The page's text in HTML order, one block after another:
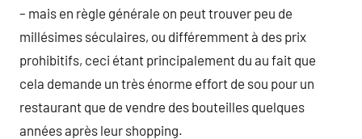
– mais en règle générale on peut trouver peu de
millésimes séculaires, ou différemment à des prix
prohibitifs, ceci étant principalement du au fait que
cela demande un très énorme effort de sou pour un
restaurant que de vendre des bouteilles quelques
années après leur shopping.